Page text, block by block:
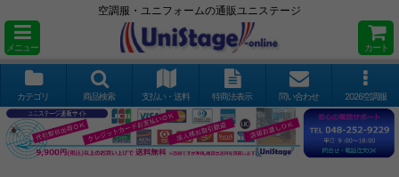
空調服・ユニフォームの通販ユニステージ
メニュー カート
カテゴリ 商品検索 支払い・送料 特商法表示 問い合わせ 2026空調服